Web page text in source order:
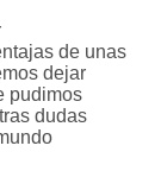
de unas
dejar
pudimos
dudas